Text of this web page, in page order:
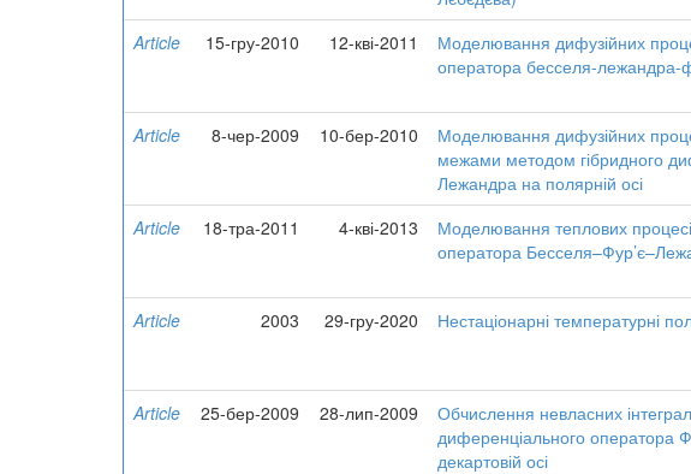
Article
15-гру-2010 12-кві-2011
Моделювання дифузійних
оператора бесселя-лежандра-
Article
8-чер-2009 10-бер-2010
Моделювання дифузійних
межами методом гібридного
Лежандра на полярній осі
Article
18-тра-2011 4-кві-2013
Моделювання теплових
оператора
Article
2003 29-гру-2020 Нестаціонарні температурні
Article
25-бер-2009 28-лип-2009
Обчислення невласних
диференціального оператора
декартовій осі